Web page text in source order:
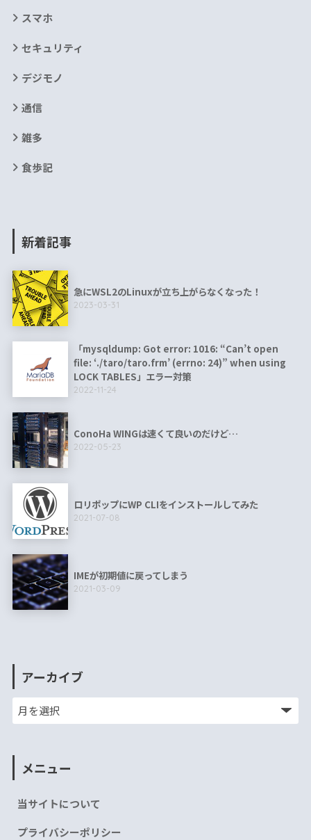
スマホ
セキュリティ
デジモノ
通信
雑多
食歩記
新着記事
急にWSL2のLinuxが立ち上がらなくなった！
2023-03-31
「mysqldump: Got error: 1016: “Can’t open
file: ‘./taro/taro.frm’ (errno: 24)” when using
LOCK TABLES」エラー対策
2022-11-24
ConoHa WINGは速くて良いのだけど…
2022-05-23
ロリポップにWP CLIをインストールしてみた
2021-07-08
IMEが初期値に戻ってしまう
2021-03-09
アーカイブ
メニュー
当サイトについて
プライバシーポリシー